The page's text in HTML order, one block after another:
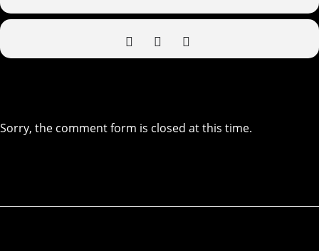
Sorry, the comment form is closed at this time.